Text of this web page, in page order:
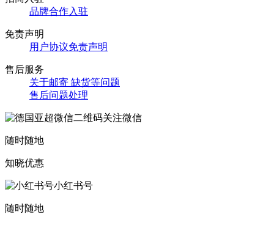
品牌合作入驻
免责声明
用户协议免责声明
售后服务
关于邮寄 缺货等问题
售后问题处理
关注微信
随时随地
知晓优惠
小红书号
随时随地